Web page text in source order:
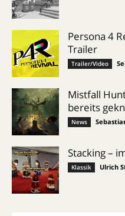
Persona 4
Trailer
Trailer/Video
Mistfall
bereits
News
Stacking –
Klassik Ulrich